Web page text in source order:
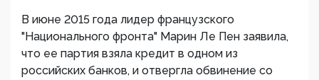
В июне 2015 года лидер французского
"Национального фронта" Марин Ле Пен заявила,
что ее партия взяла кредит в одном из
российских банков, и отвергла обвинение со